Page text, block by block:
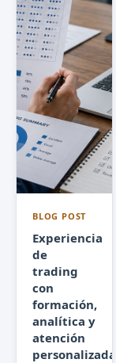
BLOG POST
Experiencia
de
trading
con
formación,
analítica y
atención
personalizada